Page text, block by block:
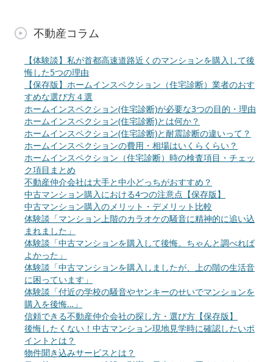
不動産コラム
【体験談】私が首都高速道路近くのマンションを購入して後
悔した5つの理由
【保存版】ホームインスペクション（住宅診断）業者のおす
すめな選び方４選
ホームインスペクション(住宅診断)が必要な3つの目的・理由
ホームインスペクション(住宅診断)とは何か？
ホームインスペクション(住宅診断)と耐震診断の違いって？
ホームインスペクションの費用・相場はいくらくらい？
ホームインスペクション（住宅診断）時の検査項目・チェッ
ク項目まとめ
不動産仲介会社は大手と中小どっちがおすすめ？
中古マンション購入における4つの注意点【保存版】
中古マンション購入のメリット・デメリット比較
体験談「マンション上階のカラオケの騒音に精神的に追い込
まれました」
体験談「中古マンションを購入して後悔。ちゃんと調べれば
よかった」
体験談「中古マンションを購入しましたが、上の階の生活音
に困っています」
体験談「付近の学校の騒音やヤンキーのせいでマンションを
購入を後悔…」
信頼できる不動産仲介会社の探し方・選び方【保存版】
後悔したくない！中古マンション現地見学時に確認したいポ
イントとは？
物件聞き込みサービスとは？